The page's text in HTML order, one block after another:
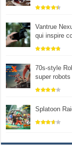
Vantrue
qui inspire
70s-style
super robots
Splatoon